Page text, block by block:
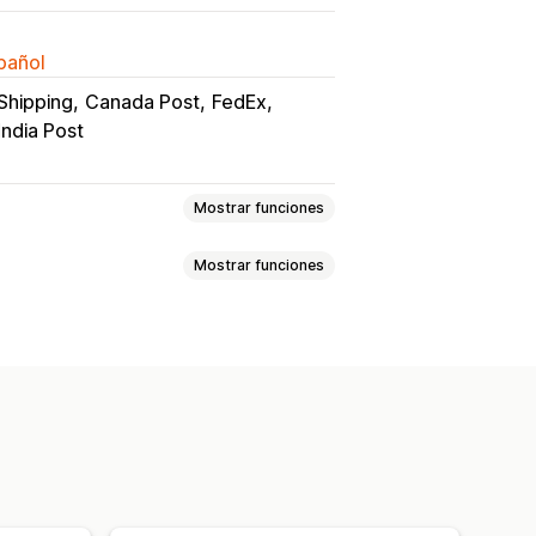
Canada Post FedEx
Post
Mostrar funciones
Mostrar funciones